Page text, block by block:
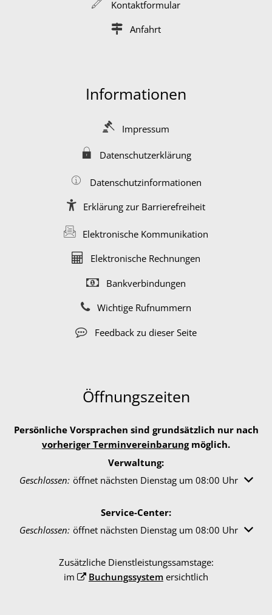
Kontaktformular
Anfahrt
Informationen
Impressum
Datenschutzerklärung
Datenschutzinformationen
Erklärung zur Barrierefreiheit
Elektronische Kommunikation
Elektronische Rechnungen
Bankverbindungen
Wichtige Rufnummern
Feedback zu dieser Seite
Öffnungszeiten
Persönliche Vorsprachen sind grundsätzlich nur nach
vorheriger Terminvereinbarungmöglich.
Verwaltung:
Klicken, um weitere Öffnungs- oder Schließzeiten
Geschlossen: öffnet nächsten Dienstag um 08:00 Uhr
Service-Center:
Klicken, um weitere Öffnungs- oder Schließzeiten
Geschlossen: öffnet nächsten Dienstag um 08:00 Uhr
Zusätzliche Dienstleistungssamstage:
im
Buchungssystemersichtlich